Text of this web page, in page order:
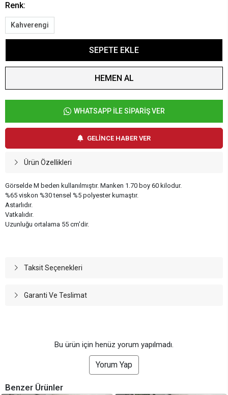
Renk:
Kahverengi
SEPETE EKLE
HEMEN AL
WHATSAPP İLE SİPARİŞ VER
GELİNCE HABER VER
Ürün Özellikleri
Görselde M beden kullanılmıştır. Manken 1.70 boy 60 kilodur.
%65 viskon %30 tensel %5 polyester kumaştır.
Astarlıdır.
Vatkalıdır.
Uzunluğu ortalama 55 cm'dir.
Taksit Seçenekleri
Garanti Ve Teslimat
Bu ürün için henüz yorum yapılmadı.
Yorum Yap
Benzer Ürünler